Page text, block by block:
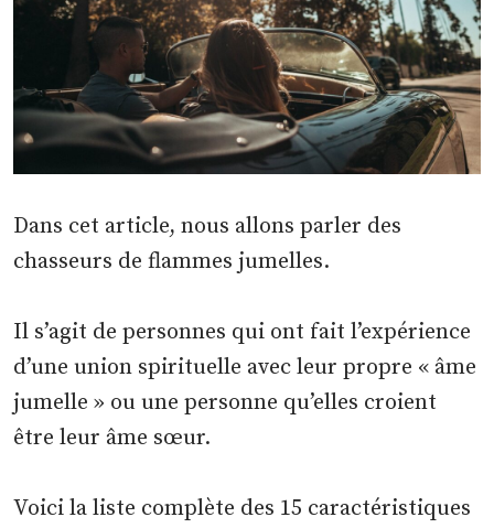
Dans cet article, nous allons parler des
chasseurs de flammes jumelles.
Il s’agit de personnes qui ont fait l’expérience
d’une union spirituelle avec leur propre « âme
jumelle » ou une personne qu’elles croient
être leur âme sœur.
Voici la liste complète des 15 caractéristiques